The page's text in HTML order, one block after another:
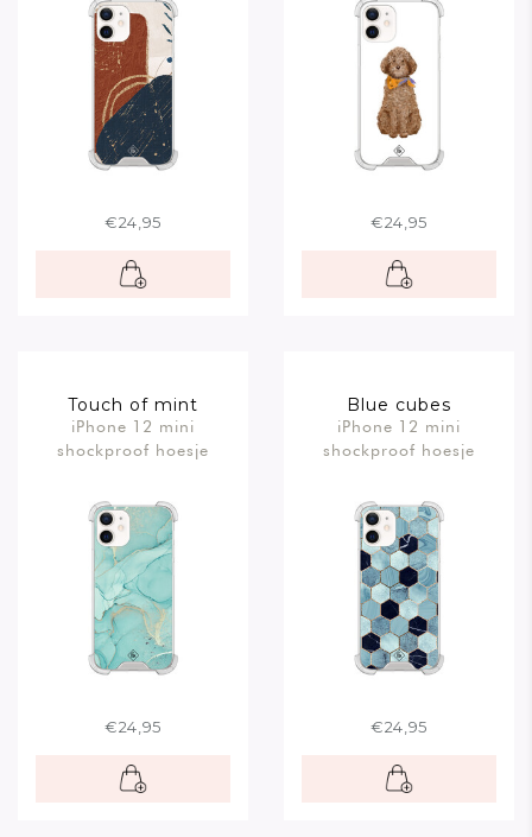
€24,95 €24,95
Touch of mint
iPhone 12 mini
shockproof hoesje
€24,95
Blue cubes
iPhone 12 mini
shockproof hoesje
€24,95